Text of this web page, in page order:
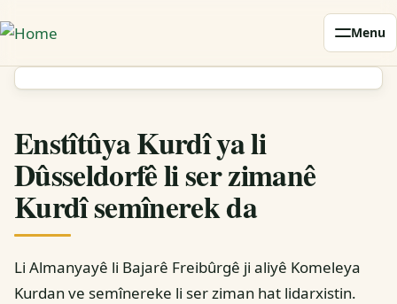
to
content
Menu
Enstîtûya Kurdî ya li
Dûsseldorfê li ser zimanê
Kurdî semînerek da
Li Almanyayê li Bajarê Freibûrgê ji aliyê Komeleya
Kurdan ve semînereke li ser ziman hat lidarxistin.